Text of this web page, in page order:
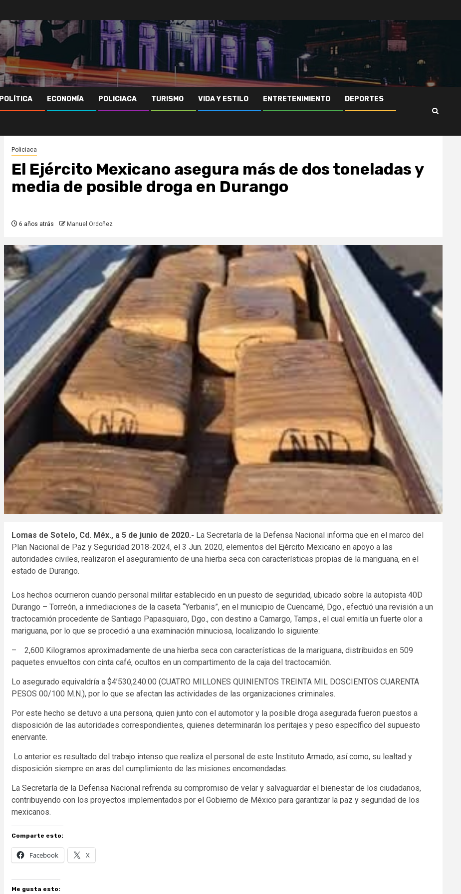
POLÍTICA ECONOMÍA POLICIACA TURISMO VIDA Y ESTILO ENTRETENIMIENTO DEPORTES
Policiaca
El Ejército Mexicano asegura más de dos toneladas y
media de posible droga en Durango
6 años atrás Manuel Ordoñez
Lomas de Sotelo, Cd. Méx., a 5 de junio de 2020.- La Secretaría de la Defensa Nacional informa que en el marco del
Plan Nacional de Paz y Seguridad 2018-2024, el 3 Jun. 2020, elementos del Ejército Mexicano en apoyo a las
autoridades civiles, realizaron el aseguramiento de una hierba seca con características propias de la mariguana, en el
estado de Durango.
Los hechos ocurrieron cuando personal militar establecido en un puesto de seguridad, ubicado sobre la autopista 40D
Durango – Torreón, a inmediaciones de la caseta “Yerbanis”, en el municipio de Cuencamé, Dgo., efectuó una revisión a un
tractocamión procedente de Santiago Papasquiaro, Dgo., con destino a Camargo, Tamps., el cual emitía un fuerte olor a
mariguana, por lo que se procedió a una examinación minuciosa, localizando lo siguiente:
– 2,600 Kilogramos aproximadamente de una hierba seca con características de la mariguana, distribuidos en 509
paquetes envueltos con cinta café, ocultos en un compartimento de la caja del tractocamión.
Lo asegurado equivaldría a $4’530,240.00 (CUATRO MILLONES QUINIENTOS TREINTA MIL DOSCIENTOS CUARENTA
PESOS 00/100 M.N.), por lo que se afectan las actividades de las organizaciones criminales.
Por este hecho se detuvo a una persona, quien junto con el automotor y la posible droga asegurada fueron puestos a
disposición de las autoridades correspondientes, quienes determinarán los peritajes y peso específico del supuesto
enervante.
Lo anterior es resultado del trabajo intenso que realiza el personal de este Instituto Armado, así como, su lealtad y
disposición siempre en aras del cumplimiento de las misiones encomendadas.
La Secretaría de la Defensa Nacional refrenda su compromiso de velar y salvaguardar el bienestar de los ciudadanos,
contribuyendo con los proyectos implementados por el Gobierno de México para garantizar la paz y seguridad de los
mexicanos.
Comparte esto:
Facebook X
Me gusta esto: